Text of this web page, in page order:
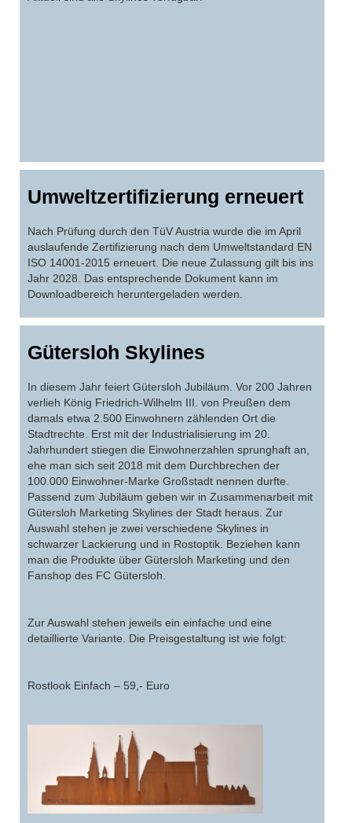
Umweltzertifizierung erneuert
Nach Prüfung durch den TüV Austria wurde die im April
auslaufende Zertifizierung nach dem Umweltstandard EN
ISO 14001-2015 erneuert. Die neue Zulassung gilt bis ins
Jahr 2028. Das entsprechende Dokument kann im
Downloadbereich heruntergeladen werden.
Gütersloh Skylines
In diesem Jahr feiert Gütersloh Jubiläum. Vor 200 Jahren
verlieh König Friedrich-Wilhelm III. von Preußen dem
damals etwa 2.500 Einwohnern zählenden Ort die
Stadtrechte. Erst mit der Industrialisierung im 20.
Jahrhundert stiegen die Einwohnerzahlen sprunghaft an,
ehe man sich seit 2018 mit dem Durchbrechen der
100.000 Einwohner-Marke Großstadt nennen durfte.
Passend zum Jubiläum geben wir in Zusammenarbeit mit
Gütersloh Marketing Skylines der Stadt heraus. Zur
Auswahl stehen je zwei verschiedene Skylines in
schwarzer Lackierung und in Rostoptik. Beziehen kann
man die Produkte über Gütersloh Marketing und den
Fanshop des FC Gütersloh.
Zur Auswahl stehen jeweils ein einfache und eine
detaillierte Variante. Die Preisgestaltung ist wie folgt:
Rostlook Einfach – 59,- Euro